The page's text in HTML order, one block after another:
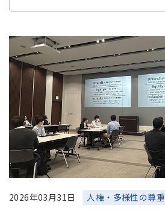
海外事務所
海外現地法人/合弁会社
2026年03月31日
人権・多様性の尊重